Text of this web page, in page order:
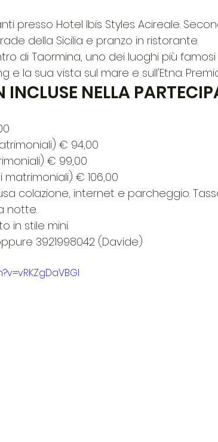
presso Hotel Ibis Styles Acireale.
della Sicilia e pranzo in ristorante.
di Taormina, uno dei luoghi più
e la sua vista sul mare e sull'Etna.
INCLUSE NELLA
€ 94,00
€ 99,00
€ 106,00
colazione, internet e parcheggio.
notte.
in stile mini.
3921998042 (Davide)